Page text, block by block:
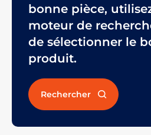
bonne pièce,
moteur de
de sélectionner le
produit.
Rechercher